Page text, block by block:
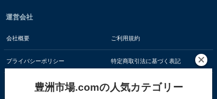
運営会社
会社概要 ご利用規約
プライバシーポリシー 特定商取引法に基づく表記
豊洲市場.comの人気カテゴリー